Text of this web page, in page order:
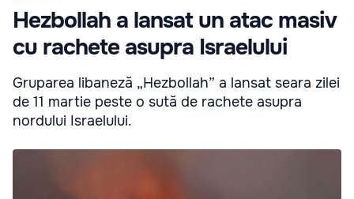
Hezbollah a lansat un atac masiv
cu rachete asupra Israelului
Gruparea libaneză „Hezbollah” a lansat seara zilei
de 11 martie peste o sută de rachete asupra
nordului Israelului.